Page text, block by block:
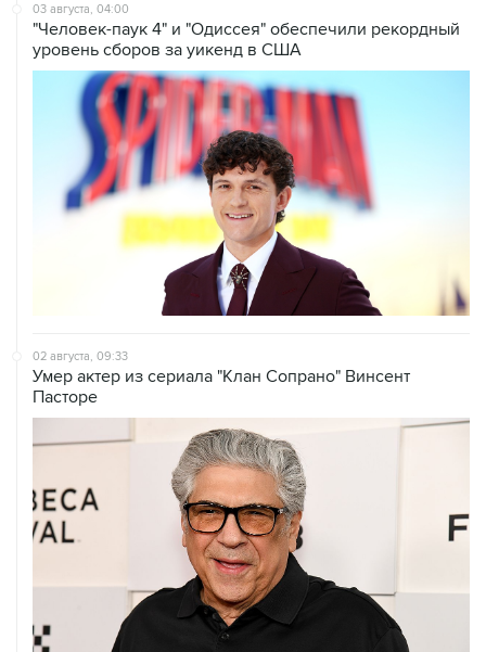
03 августа, 04:00
"Человек-паук 4" и "Одиссея" обеспечили рекордный
уровень сборов за уикенд в США
02 августа, 09:33
Умер актер из сериала "Клан Сопрано" Винсент
Пасторе